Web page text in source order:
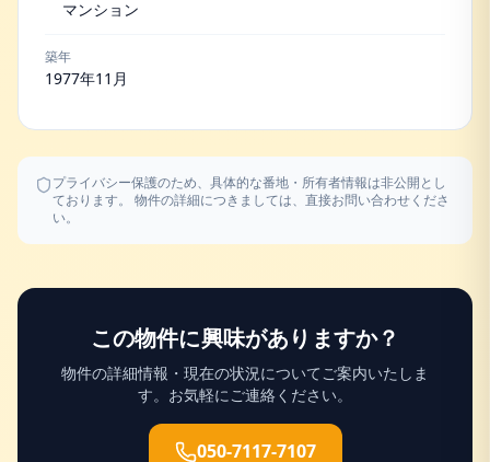
マンション
築年
1977年11月
プライバシー保護のため、具体的な番地・所有者情報は非公開とし
ております。 物件の詳細につきましては、直接お問い合わせくださ
い。
この物件に興味がありますか？
物件の詳細情報・現在の状況についてご案内いたしま
す。お気軽にご連絡ください。
050-7117-7107